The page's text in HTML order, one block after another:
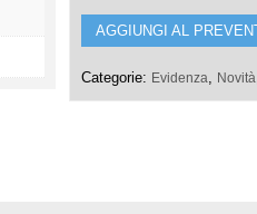
AGGIUNGI AL
Categorie: Evidenza, Novità